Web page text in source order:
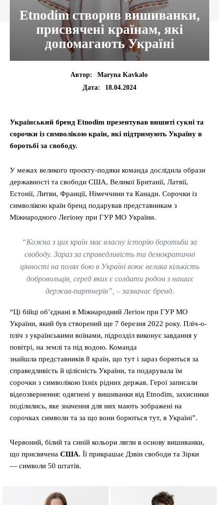
Etnodim створив вишиванки,
присвячені країнам, які
допомагають Україні
Автор:
Maryna Kavkalo
Дата:
18.04.2024
Український бренд Etnodim презентував вишиті сукні та
сорочки із символікою країн, які підтримують Україну в
боротьбі за свободу.
У межах великого проєкту-подяки команда дослідила образи
державності та свободи США, Великої Британії, Латвії,
Естонії, Литви, Франції, Німеччини та Канади. Сорочки із
символікою країн бренд подарував представникам з
Міжнародного Легіону при ГУР МО України.
“Кожна з цих країн має власну історію боротьби за
свободу. Зараз за справедливість та демократичні
цінності на полях бою в Україні воює велика кількість
добровольців, серед яких є солдати родом з наших
держав-партнерів”, – зазначає бренд.
“Ці бійці обʼєднані в Міжнародний Легіон при ГУР МО
України, який був створений ще 7 березня 2022 року. Пліч-о-
пліч з українськими воїнами, підрозділ виконує завдання у
повітрі, на землі та під водою. Команда
знайшла представників 8 країн, що тут і зараз борються за
справедливість й цілісність України, та подарувала їм
сорочки з символікою їхніх рідних держав. Герої записали
відеозвернення: одягнені у вишиванки від Etnodim, захисники
поділились, яке значення для них мають зображені на
сорочках символи та за що вони борються тут, в Україні”.
Червоний, білий та синій кольори лягли в основу вишиванки,
що присвячена США. Її прикрашає Дзвін свободи та Зірки
— символи 50 штатів.